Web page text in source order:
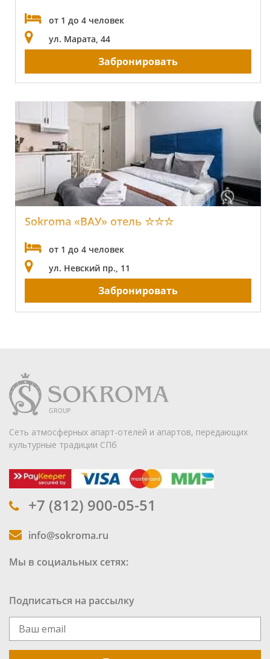
от 1 до 4 человек
ул. Марата, 44
Забронировать
Sokroma «ВАУ» отель ☆☆☆
от 1 до 4 человек
ул. Невский пр., 11
Забронировать
Сеть атмосферных апарт-отелей и апартов, передающих
культурные традиции СПб
+7 (812) 900-05-51
info@sokroma.ru
Мы в социальных сетях:
Подписаться на рассылку